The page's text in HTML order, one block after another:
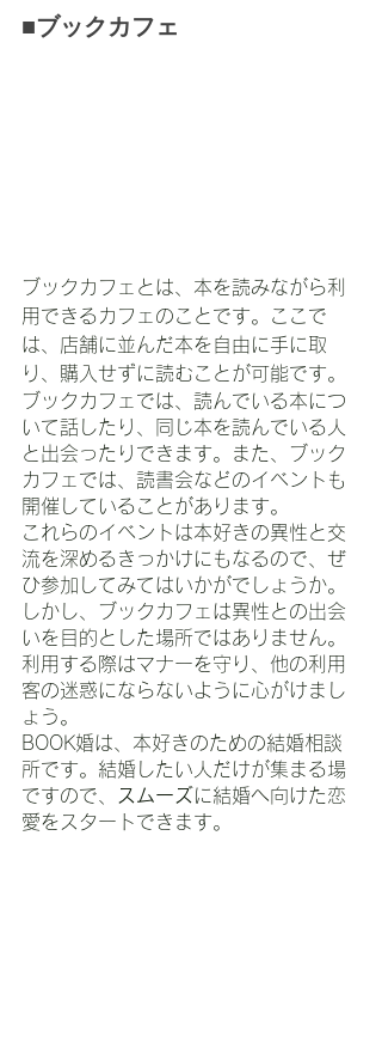
■ブックカフェ
ブックカフェとは、本を読みながら利
用できるカフェのことです。ここで
は、店舗に並んだ本を自由に手に取
り、購入せずに読むことが可能です。
ブックカフェでは、読んでいる本につ
いて話したり、同じ本を読んでいる人
と出会ったりできます。また、ブック
カフェでは、読書会などのイベントも
開催していることがあります。
これらのイベントは本好きの異性と交
流を深めるきっかけにもなるので、ぜ
ひ参加してみてはいかがでしょうか。
しかし、ブックカフェは異性との出会
いを目的とした場所ではありません。
利用する際はマナーを守り、他の利用
客の迷惑にならないように心がけまし
ょう。
BOOK婚は、本好きのための結婚相談
所です。結婚したい人だけが集まる場
ですので、
スムーズ に結婚へ向けた恋
愛をスタートできます。